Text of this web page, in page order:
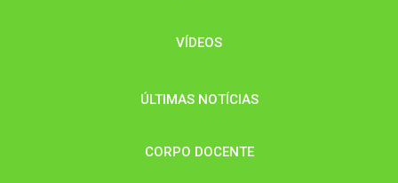
VÍDEOS
ÚLTIMAS NOTÍCIAS
CORPO DOCENTE